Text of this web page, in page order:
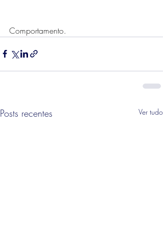
Comportamento.
Posts recentes Ver tudo